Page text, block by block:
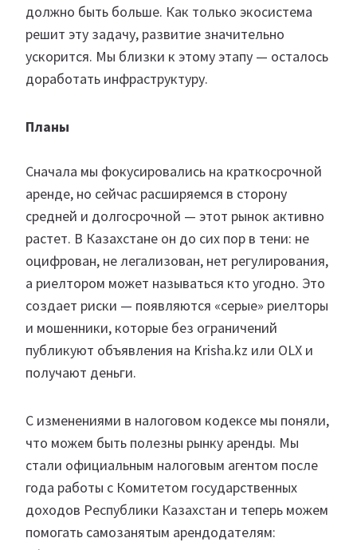
должно быть больше. Как только экосистема
решит эту задачу, развитие значительно
ускорится. Мы близки к этому этапу — осталось
доработать инфраструктуру.
Планы
Сначала мы фокусировались на краткосрочной
аренде, но сейчас расширяемся в сторону
средней и долгосрочной — этот рынок активно
растет. В Казахстане он до сих пор в тени: не
оцифрован, не легализован, нет регулирования,
а риелтором может называться кто угодно. Это
создает риски — появляются «серые» риелторы
и мошенники, которые без ограничений
публикуют объявления на Krisha.kz или OLX и
получают деньги.
С изменениями в налоговом кодексе мы поняли,
что можем быть полезны рынку аренды. Мы
стали официальным налоговым агентом после
года работы с Комитетом государственных
доходов Республики Казахстан и теперь можем
помогать самозанятым арендодателям: